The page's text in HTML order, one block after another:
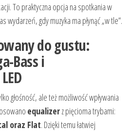
To praktyczna opcja na spotkania w
wydarzeń, gdy muzyka ma płynąć „w tle”.
do gustu:
Bass i
głośność, ale też możliwość wpływania
equalizerz pięcioma trybami:
oraz Flat. Dzięki temu łatwiej